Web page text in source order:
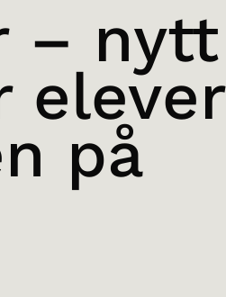
– nytt
elever
på